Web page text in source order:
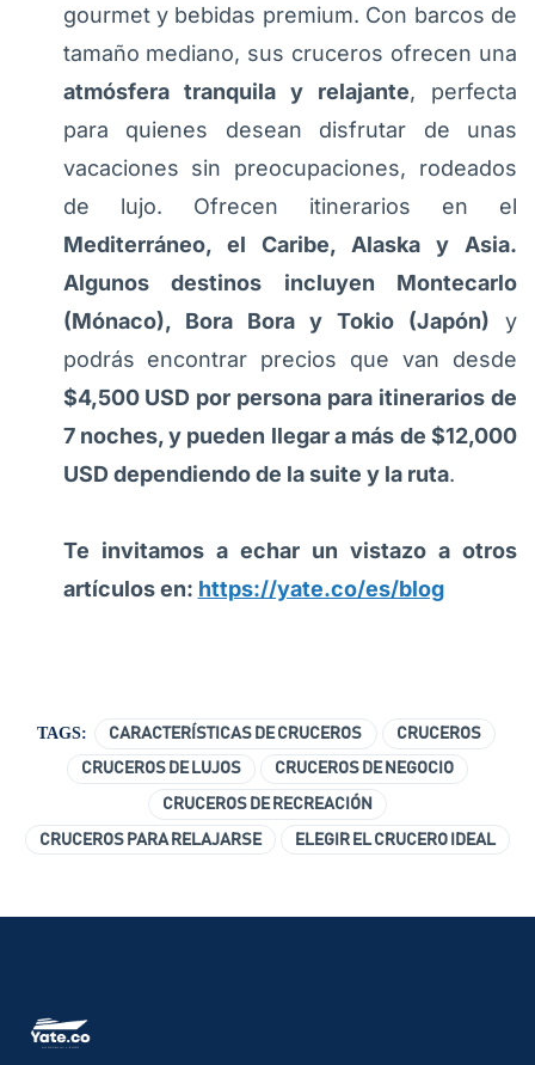
gourmet y bebidas premium. Con barcos de
tamaño mediano, sus cruceros ofrecen una
atmósfera tranquila y relajante, perfecta
para quienes desean disfrutar de unas
vacaciones sin preocupaciones, rodeados
de lujo. Ofrecen itinerarios en el
Mediterráneo, el Caribe, Alaska y Asia.
Algunos destinos incluyen Montecarlo
(Mónaco), Bora Bora y Tokio (Japón) y
podrás encontrar precios que van desde
$4,500 USD por persona para itinerarios de
7 noches, y pueden llegar a más de $12,000
USD dependiendo de la suite y la ruta.
Te invitamos a echar un vistazo a otros
artículos en: https://yate.co/es/blog
TAGS: CARACTERÍSTICAS DE CRUCEROS CRUCEROS
CRUCEROS DE LUJOS CRUCEROS DE NEGOCIO
CRUCEROS DE RECREACIÓN
CRUCEROS PARA RELAJARSE ELEGIR EL CRUCERO IDEAL